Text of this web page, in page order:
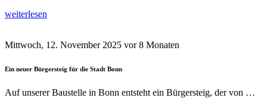
weiterlesen
Mittwoch, 12. November 2025 vor 8 Monaten
Ein neuer Bürgersteig für die Stadt Bonn
Auf unserer Baustelle in Bonn entsteht ein Bürgersteig, der von …